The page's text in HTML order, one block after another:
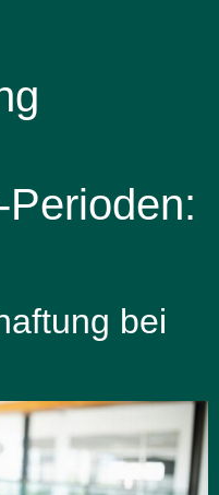
bei